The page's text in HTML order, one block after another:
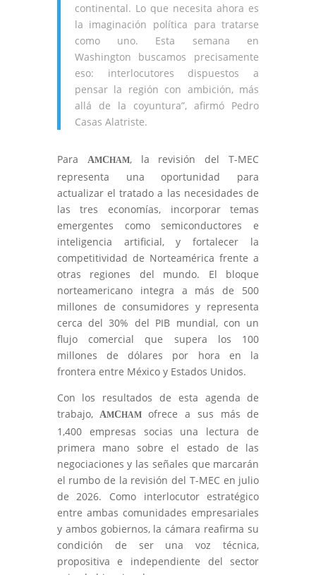
continental. Lo que necesita ahora es
la imaginación política para tratarse
como uno. Esta semana en
Washington buscamos precisamente
eso: interlocutores dispuestos a
pensar la región con ambición, más
allá de la coyuntura”, afirmó Pedro
Casas Alatriste.
Para AMCHAM, la revisión del T-MEC
representa una oportunidad para
actualizar el tratado a las necesidades de
las tres economías, incorporar temas
emergentes como semiconductores e
inteligencia artificial, y fortalecer la
competitividad de Norteamérica frente a
otras regiones del mundo. El bloque
norteamericano integra a más de 500
millones de consumidores y representa
cerca del 30% del PIB mundial, con un
flujo comercial que supera los 100
millones de dólares por hora en la
frontera entre México y Estados Unidos.
Con los resultados de esta agenda de
trabajo,
AMCHAMofrece a sus más de
1,400 empresas socias una lectura de
primera mano sobre el estado de las
negociaciones y las señales que marcarán
el rumbo de la revisión del T-MEC en julio
de 2026. Como interlocutor estratégico
entre ambas comunidades empresariales
y ambos gobiernos, la cámara reafirma su
condición de ser una voz técnica,
propositiva e independiente del sector